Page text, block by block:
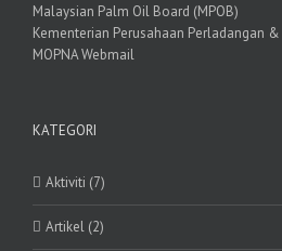
Malaysian Palm Oil Board (MPOB)
Kementerian Perusahaan Perladangan
MOPNA Webmail
KATEGORI
Aktiviti (7)
Artikel (2)